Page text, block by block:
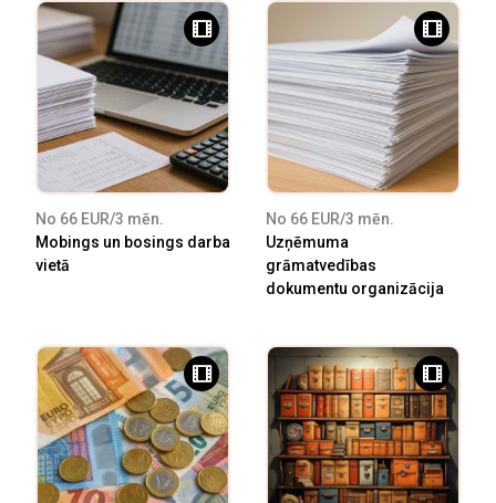
No 66 EUR/3 mēn.
Mobings un bosings darba
vietā
No 66 EUR/3 mēn.
Uzņēmuma
grāmatvedības
dokumentu organizācija